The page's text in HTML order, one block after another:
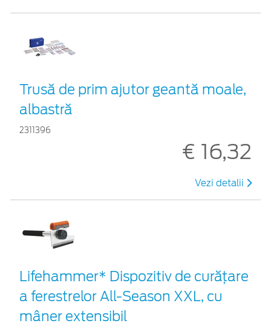
Trusă de prim ajutor geantă moale,
albastră
2311396
€ 16,32
Vezi detalii
Lifehammer* Dispozitiv de curățare
a ferestrelor All-Season XXL, cu
mâner extensibil